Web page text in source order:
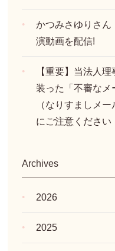
かつみさゆりさ
演動画を配信!
【重要】当法人理
装った「不審なメ
（なりすましメー
にご注意ください
Archives
2026
2025